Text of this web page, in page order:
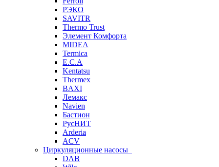
РЭКО
SAVITR
Thermo Trust
Элемент Комфорта
MIDEA
Termica
E.C.A
Kentatsu
Thermex
BAXI
Лемакс
Navien
Бастион
РусНИТ
Arderia
ACV
Циркуляционные насосы
DAB